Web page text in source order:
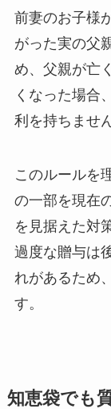
前妻のお子様
がった実の父
め、父親が亡
くなった場合
利を持ちません
このルールを
の一部を現在
を見据えた対
過度な贈与は
れがあるため
す。
知恵袋でも